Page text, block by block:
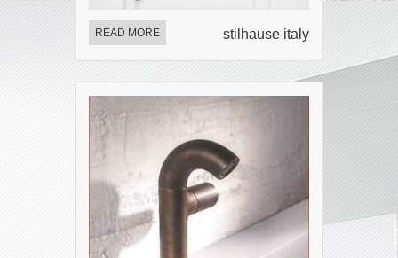
stilhause italy
READ MORE